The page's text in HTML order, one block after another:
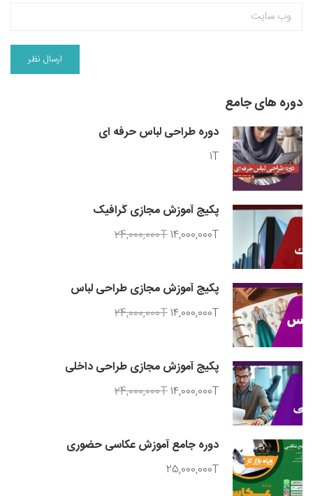
دوره های جامع
دوره طراحی لباس حرفه ای
1T
پکیج آموزش مجازی گرافیک
24,000,000T14,000,000T
پکیج آموزش مجازی طراحی لباس
24,000,000T14,000,000T
پکیج آموزش مجازی طراحی داخلی
24,000,000T14,000,000T
دوره جامع آموزش عکاسی حضوری
25,000,000T